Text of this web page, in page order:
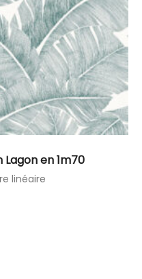
en 1m70
linéaire